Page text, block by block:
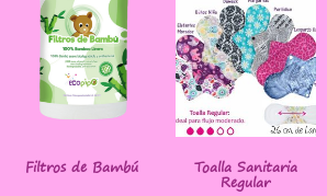
Filtros de Bambú Toalla Sanitaria
Regular